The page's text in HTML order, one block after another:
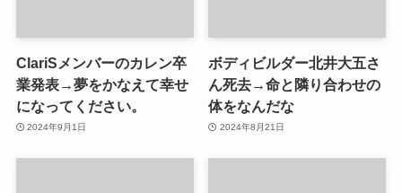
ClariSメンバーのカレン卒
業発表→夢をかなえて幸せ
になってください。
2024年9月1日
ボディビルダー北井大五さ
ん死去→命と隣り合わせの
体をなんだな
2024年8月21日